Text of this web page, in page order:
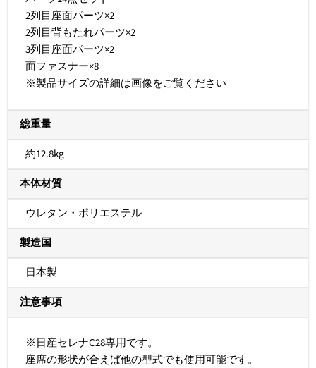
2列目座面パーツ×2
2列目背もたれパーツ×2
3列目座面パーツ×2
面ファスナー×8
※製品サイズの詳細は画像をご覧ください
総重量
約12.8kg
本体材質
ウレタン・ポリエステル
製造国
日本製
注意事項
※日産セレナC28専用です。
座席の形状が合えば他の型式でも使用可能です。